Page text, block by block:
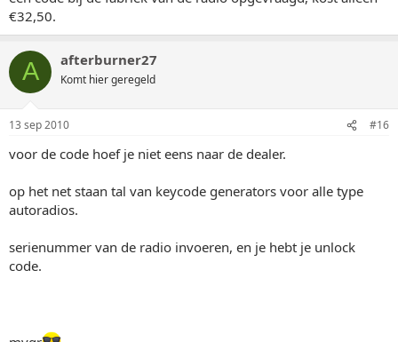
€32,50.
A afterburner27
Komt hier geregeld
13 sep 2010 #16
voor de code hoef je niet eens naar de dealer.
op het net staan tal van keycode generators voor alle type
autoradios.
serienummer van de radio invoeren, en je hebt je unlock
code.